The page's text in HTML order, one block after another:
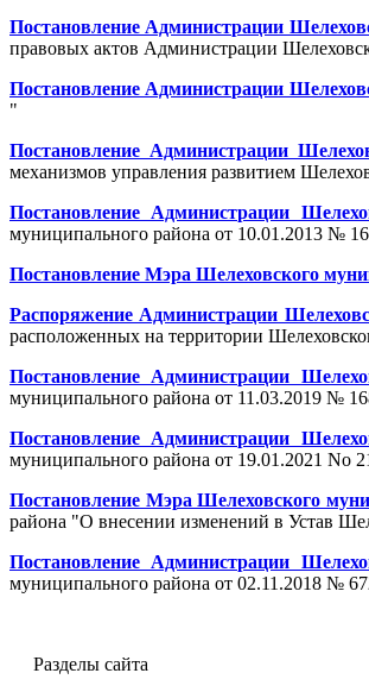
Постановление Администрации
правовых актов Администрации
Постановление Администрации
"
Постановление Администрации
механизмов управления развитием
Постановление Администрации
муниципального района от 10.01.2013 №
Постановление Мэра Шелеховского
Распоряжение Администрации
расположенных на территории
Постановление Администрации
муниципального района от 11.03.2019 №
Постановление Администрации
муниципального района от 19.01.2021 No
Постановление Мэра Шелеховского
района "О внесении изменений в Устав
Постановление Администрации
муниципального района от 02.11.2018 №
Разделы сайта